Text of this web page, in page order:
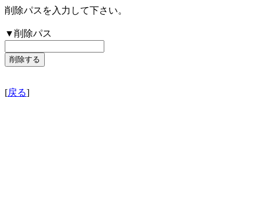
削除パスを入力して下さい。
▼削除パス
[戻る]